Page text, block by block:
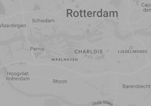
Voorzieningen